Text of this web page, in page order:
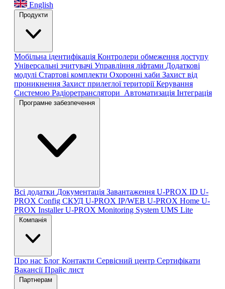
English
Продукти
Мобільна ідентифікація Контролери обмеження доступу
Універсальні зчитувачі Управління ліфтами Додаткові
модулі Стартові комплекти Охоронні хаби Захист від
проникнення Захист прилеглої територіїКерування
Системою Радіоретранслятори Автоматизація Інтеграція
Програмне забезпечення
Всі додатки Документація Завантаження U-PROX ID U-
PROX Config СКУД U-PROX IP/WEB U-PROX Home U-
PROX InstallerU-PROX Monitoring System UMS Lite
Компанія
Про нас Блог Контакти Сервісний центр Сертифікати
ВакансіїПрайс лист
Партнерам